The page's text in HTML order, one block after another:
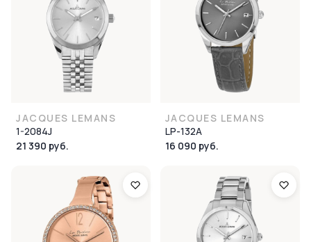
JACQUES LEMANS
1-2084J
21 390 руб.
JACQUES LEMANS
LP-132A
16 090 руб.